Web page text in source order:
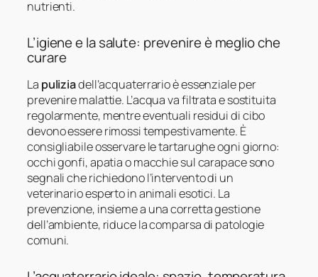
nutrienti.
L’igiene e la salute: prevenire è meglio che
curare
La puliziadell’acquaterrario è essenziale per
prevenire malattie. L’acqua va filtrata e sostituita
regolarmente, mentre eventuali residui di cibo
devono essere rimossi tempestivamente. È
consigliabile osservare le tartarughe ogni giorno:
occhi gonfi, apatia o macchie sul carapace sono
segnali che richiedono l’intervento di un
veterinario esperto in animali esotici. La
prevenzione, insieme a una corretta gestione
dell’ambiente, riduce la comparsa di patologie
comuni.